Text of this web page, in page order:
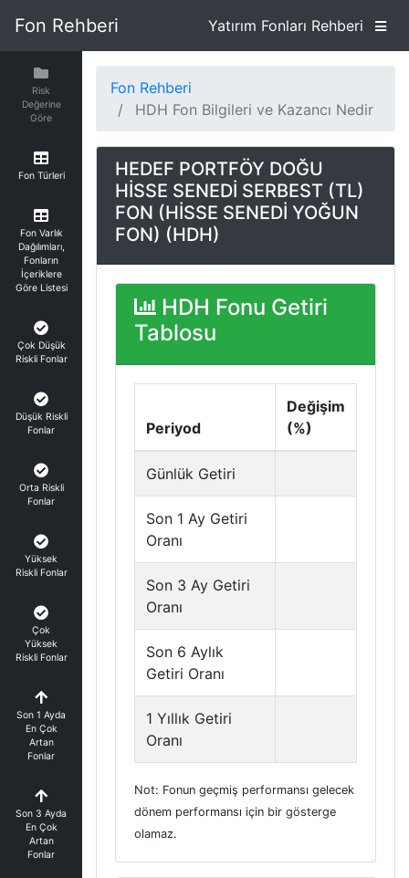
Fon Rehberi Yatırım Fonları Rehberi
Risk
Değerine
Göre
Fon Türleri
Fon Varlık
Dağılımları,
Fonların
İçeriklere
Göre Listesi
Çok Düşük
Riskli Fonlar
Düşük Riskli
Fonlar
Orta Riskli
Fonlar
Yüksek
Riskli Fonlar
Çok
Yüksek
Riskli Fonlar
Son 1 Ayda
En Çok
Artan
Fonlar
Son 3 Ayda
En Çok
Artan
Fonlar
Fon Rehberi
HDH Fon Bilgileri ve Kazancı Nedir
HEDEF PORTFÖY DOĞU
HİSSE SENEDİ SERBEST (TL)
FON (HİSSE SENEDİ YOĞUN
FON) (HDH)
HDH Fonu Getiri
Tablosu
Periyod
Değişim
(%)
Günlük Getiri
Son 1 Ay Getiri
Oranı
Son 3 Ay Getiri
Oranı
Son 6 Aylık
Getiri Oranı
1 Yıllık Getiri
Oranı
Not: Fonun geçmiş performansı gelecek
dönem performansı için bir gösterge
olamaz.